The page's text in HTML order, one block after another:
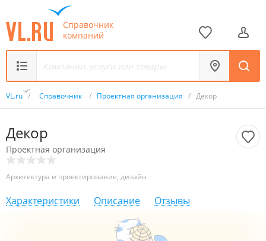
Справочник
компаний
VL.ru / Справочник / Проектная организация / Декор
Декор
Проектная организация
Архитектура и проектирование, дизайн
Характеристики Описание Отзывы